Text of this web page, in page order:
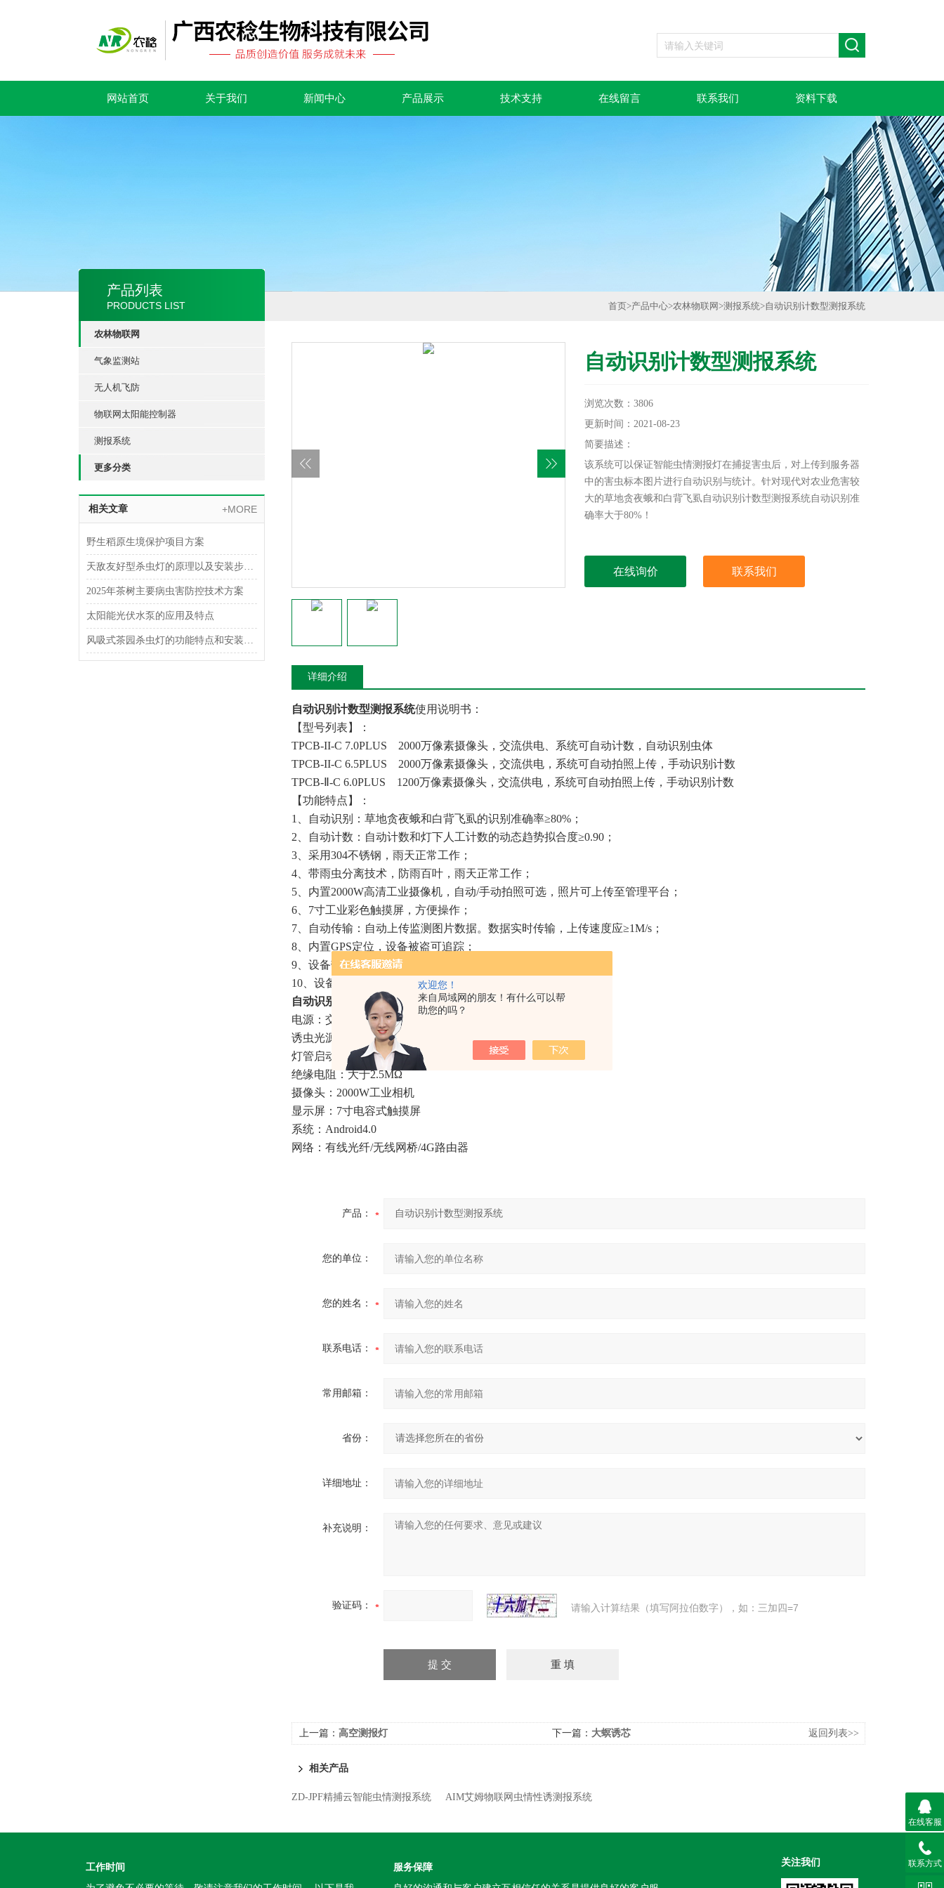
欢迎您！
来自局域网的朋友！有什么可以帮
助您的吗？
网站首页 关于我们 新闻中心 产品展示 技术支持 在线留言 联系我们 资料下载
产品列表
PRODUCTS LIST
农林物联网
气象监测站
无人机飞防
物联网太阳能控制器
测报系统
更多分类
相关文章 +MORE
野生稻原生境保护项目方案
天敌友好型杀虫灯的原理以及安装步骤介绍
2025年茶树主要病虫害防控技术方案
太阳能光伏水泵的应用及特点
风吸式茶园杀虫灯的功能特点和安装方法
首页>产品中心>农林物联网>测报系统>自动识别计数型测报系统
自动识别计数型测报系统
浏览次数：3806
更新时间：2021-08-23
简要描述：
该系统可以保证智能虫情测报灯在捕捉害虫后，对上传到服务器
中的害虫标本图片进行自动识别与统计。针对现代对农业危害较
大的草地贪夜蛾和白背飞虱自动识别计数型测报系统自动识别准
确率大于80%！
在线询价 联系我们
详细介绍
自动识别计数型测报系统使用说明书：
【型号列表】：
TPCB-II-C 7.0PLUS 2000万像素摄像头，交流供电、系统可自动计数，自动识别虫体
TPCB-II-C 6.5PLUS 2000万像素摄像头，交流供电，系统可自动拍照上传，手动识别计数
TPCB-Ⅱ-C 6.0PLUS 1200万像素摄像头，交流供电，系统可自动拍照上传，手动识别计数
【功能特点】：
1、自动识别：草地贪夜蛾和白背飞虱的识别准确率≥80%；
2、自动计数：自动计数和灯下人工计数的动态趋势拟合度≥0.90；
3、采用304不锈钢，雨天正常工作；
4、带雨虫分离技术，防雨百叶，雨天正常工作；
5、内置2000W高清工业摄像机，自动/手动拍照可选，照片可上传至管理平台；
6、7寸工业彩色触摸屏，方便操作；
7、自动传输：自动上传监测图片数据。数据实时传输，上传速度应≥1M/s；
8、内置GPS定位，设备被盗可追踪；
9、设备带手机APP和web管理平台，可远程管理设备；
10、设备带散虫装置，保证拍照清晰；
自动识别计数型测报系统
技术参数：
电源：交流电220V
诱虫光源：20W黑光灯诱虫灯管
灯管启动时间：开机后小于5秒
绝缘电阻：大于2.5MΩ
摄像头：2000W工业相机
显示屏：7寸电容式触摸屏
系统：Android4.0
网络：有线光纤/无线网桥/4G路由器
产品：
您的单位：
您的姓名：
联系电话：
常用邮箱：
省份：
详细地址：
补充说明：
验证码： 请输入计算结果（填写阿拉伯数字），如：三加四=7
上一篇： 高空测报灯 下一篇： 大螟诱芯 返回列表>>
相关产品
ZD-JPF精捕云智能虫情测报系统 AIM艾姆物联网虫情性诱测报系统
工作时间
服务保障
关注我们
在线客服
联系方式